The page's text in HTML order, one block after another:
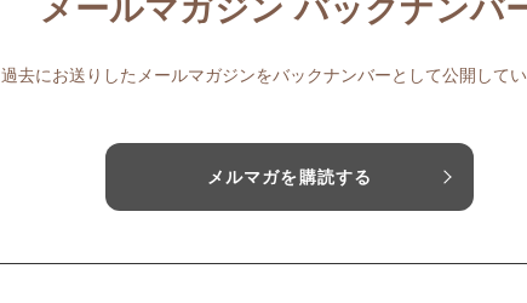
メールマガジン バックナンバ
過去にお送りしたメールマガジンをバックナンバーとして公開してい
メルマガを購読する